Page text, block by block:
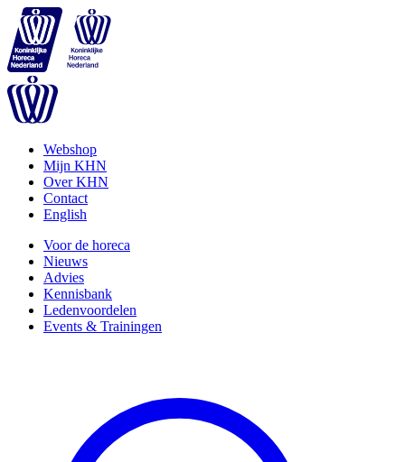
Webshop
Mijn KHN
Over KHN
Contact
English
Voor de horeca
Nieuws
Advies
Kennisbank
Ledenvoordelen
Events & Trainingen